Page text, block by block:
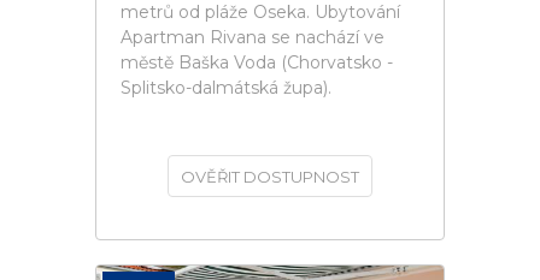
metrů od pláže Oseka. Ubytování
Apartman Rivana se nachází ve
městě Baška Voda (Chorvatsko -
Splitsko-dalmátská župa).
OVĚŘIT DOSTUPNOST